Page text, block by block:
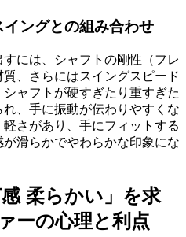
ングとの組み合わせ
には、シャフトの剛性（フレ
、さらにはスイングスピード
ャフトが硬すぎたり重すぎた
、手に振動が伝わりやすくな
さがあり、手にフィットする
滑らかでやわらかな印象にな
柔らかい」を求
ーの心理と利点